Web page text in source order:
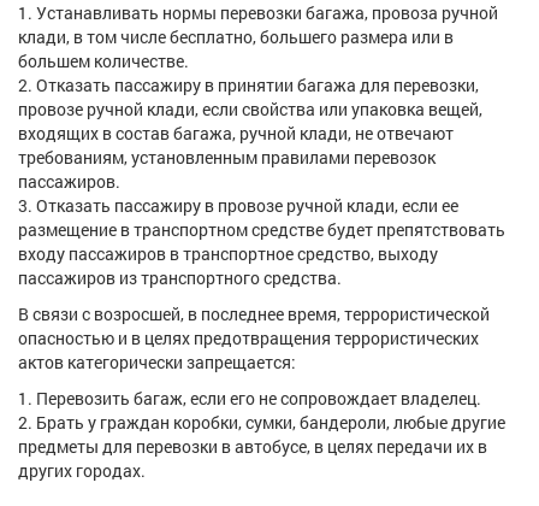
Устанавливать нормы перевозки багажа, провоза ручной
клади, в том числе бесплатно, большего размера или в
большем количестве.
Отказать пассажиру в принятии багажа для перевозки,
провозе ручной клади, если свойства или упаковка вещей,
входящих в состав багажа, ручной клади, не отвечают
требованиям, установленным правилами перевозок
пассажиров.
Отказать пассажиру в провозе ручной клади, если ее
размещение в транспортном средстве будет препятствовать
входу пассажиров в транспортное средство, выходу
пассажиров из транспортного средства.
В связи с возросшей, в последнее время, террористической
опасностью и в целях предотвращения террористических
актов категорически запрещается:
Перевозить багаж, если его не сопровождает владелец.
Брать у граждан коробки, сумки, бандероли, любые другие
предметы для перевозки в автобусе, в целях передачи их в
других городах.